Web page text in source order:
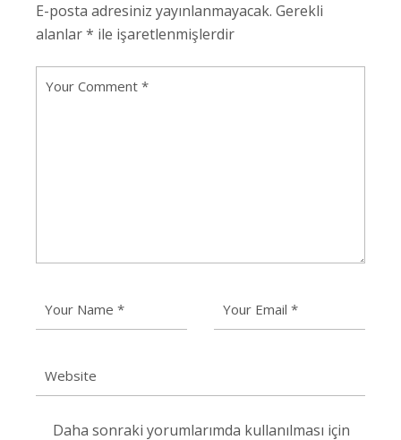
E-posta adresiniz yayınlanmayacak. Gerekli
alanlar* ile işaretlenmişlerdir
Daha sonraki yorumlarımda kullanılması için